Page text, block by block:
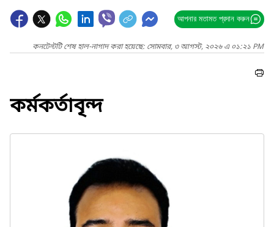
আপনার মতামত প্রদান করুন
কনটেন্টটি শেষ হাল-নাগাদ করা হয়েছে: সোমবার, ৩ আগস্ট, ২০২৬ এ ০১:২১ PM
কর্মকর্তাবৃন্দ